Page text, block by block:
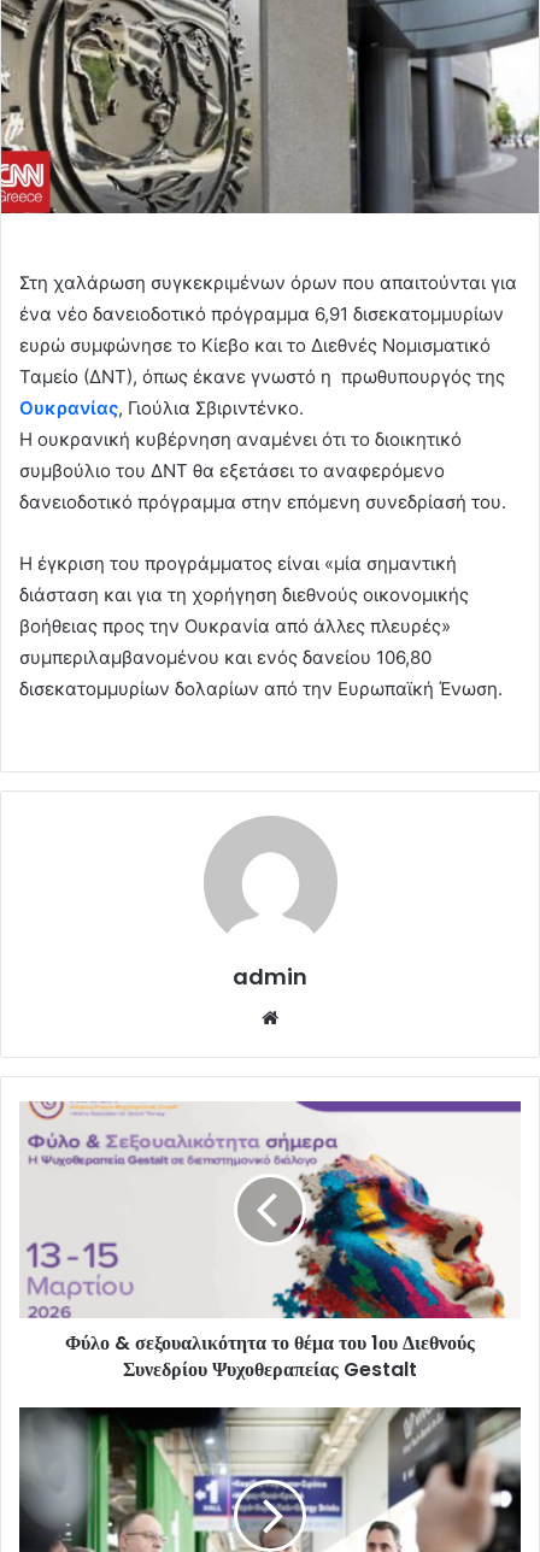
Στη χαλάρωση συγκεκριμένων όρων που απαιτούνται για
ένα νέο δανειοδοτικό πρόγραμμα 6,91 δισεκατομμυρίων
ευρώ συμφώνησε το Κίεβο και το Διεθνές Νομισματικό
Ταμείο (ΔΝΤ), όπως έκανε γνωστό η πρωθυπουργός της
Ουκρανίας, Γιούλια Σβιριντένκο.
Η ουκρανική κυβέρνηση αναμένει ότι το διοικητικό
συμβούλιο του ΔΝΤ θα εξετάσει το αναφερόμενο
δανειοδοτικό πρόγραμμα στην επόμενη συνεδρίασή του.
Η έγκριση του προγράμματος είναι «μία σημαντική
διάσταση και για τη χορήγηση διεθνούς οικονομικής
βοήθειας προς την Ουκρανία από άλλες πλευρές»
συμπεριλαμβανομένου και ενός δανείου 106,80
δισεκατομμυρίων δολαρίων από την Ευρωπαϊκή Ένωση.
admin
Φύλο & σεξουαλικότητα το θέμα του 1ου Διεθνούς
Συνεδρίου Ψυχοθεραπείας Gestalt